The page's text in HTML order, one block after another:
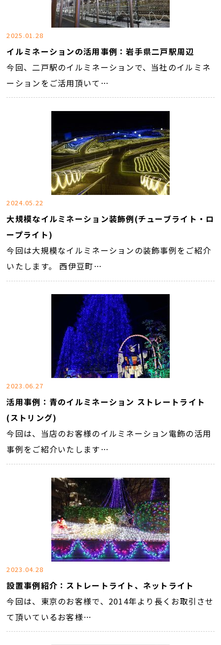
2025.01.28
イルミネーションの活用事例：岩手県二戸駅周辺
今回、二戸駅のイルミネーションで、当社のイルミネ
ーションをご活用頂いて…
2024.05.22
大規模なイルミネーション装飾例(チューブライト・ロ
ープライト)
今回は大規模なイルミネーションの装飾事例をご紹介
いたします。 西伊豆町…
2023.06.27
活用事例：青のイルミネーション ストレートライト
(ストリング)
今回は、当店のお客様のイルミネーション電飾の活用
事例をご紹介いたします…
2023.04.28
設置事例紹介：ストレートライト、ネットライト
今回は、東京のお客様で、2014年より長くお取引させ
て頂いているお客様…